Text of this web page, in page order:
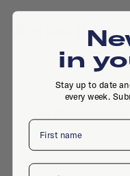
Active jobs
No
in
Stay up to date
every week.
First name
Email